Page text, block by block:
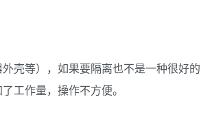
壳等），如果要隔离也不是一种很好
工作量，操作不方便。